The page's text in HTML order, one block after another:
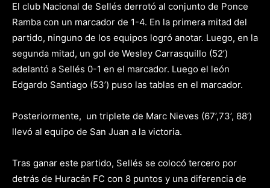
El club Nacional de Sellés derrotó al conjunto de Ponce
Ramba con un marcador de 1-4. En la primera mitad del
partido, ninguno de los equipos logró anotar. Luego, en la
segunda mitad, un gol de Wesley Carrasquillo (52’)
adelantó a Sellés 0-1 en el marcador. Luego el león
Edgardo Santiago (53’) puso las tablas en el marcador.
Posteriormente, un triplete de Marc Nieves (67’,73’, 88’)
llevó al equipo de San Juan a la victoria.
Tras ganar este partido, Sellés se colocó tercero por
detrás de Huracán FC con 8 puntos y una diferencia de